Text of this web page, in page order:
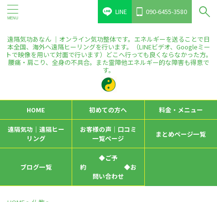
LINE 090-6455-3580
遠隔気功あなん ｜オンライン気功整体です。エネルギーを送ることで日
本全国、海外へ遠隔ヒーリングを行います。（LINEビデオ、Googleミー
トで映像を用いて対面で行います）どこへ行っても良くならなかった方。
腰痛・肩こり、全身の不具合。また霊障他エネルギー的な障害も得意で
す。
HOME 初めての方へ 料金・メニュー
遠隔気功｜遠隔ヒー
リング
お客様の声｜口コミ
一覧ページ
まとめページ一覧
ブログ一覧
◆ご予
約 ◆お
問い合わせ